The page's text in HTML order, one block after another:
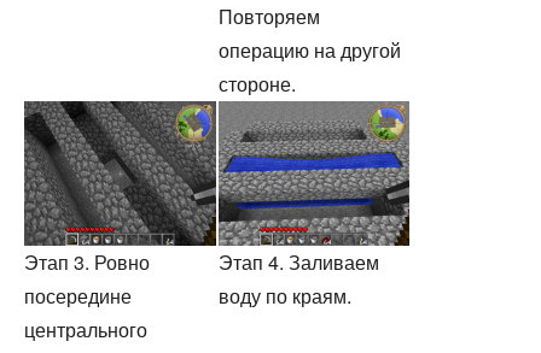
Повторяем
операцию на другой
стороне.
Этап 3. Ровно
посередине
центрального
Этап 4. Заливаем
воду по краям.